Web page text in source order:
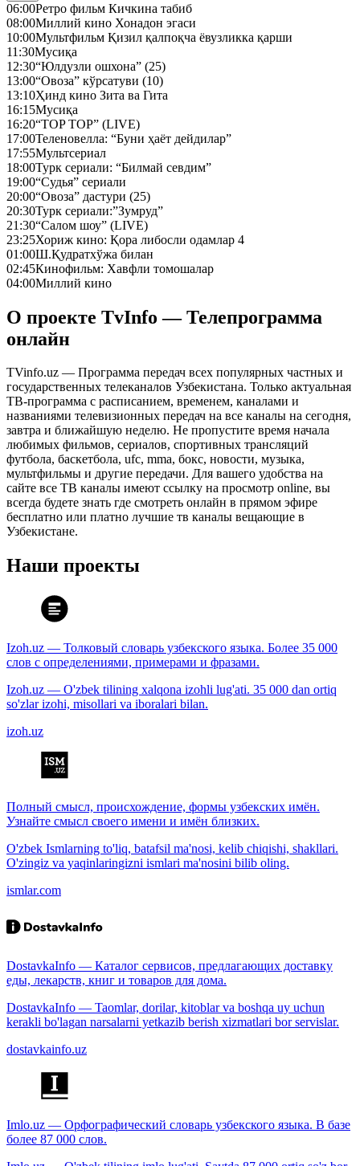
06:00Ретро фильм Кичкина табиб
08:00Миллий кино Хонадон эгаси
10:00Мультфильм Қизил қалпоқча ёвузликка қарши
11:30Мусиқа
12:30“Юлдузли ошхона” (25)
13:00“Овоза” кўрсатуви (10)
13:10Ҳинд кино Зита ва Гита
16:15Мусиқа
16:20“TOP TOP” (LIVE)
17:00Теленовелла: “Буни ҳаёт дейдилар”
17:55Мультсериал
18:00Турк сериали: “Билмай севдим”
19:00“Судья” сериали
20:00“Овоза” дастури (25)
20:30Турк сериали:”Зумруд”
21:30“Салом шоу” (LIVE)
23:25Хориж кино: Қора либосли одамлар 4
01:00Ш.Қудратхўжа билан
02:45Кинофильм: Хавфли томошалар
04:00Миллий кино
О проекте TvInfo — Телепрограмма
онлайн
TVinfo.uz — Программа передач всех популярных частных и
государственных телеканалов Узбекистана. Только актуальная
ТВ-программа с расписанием, временем, каналами и
названиями телевизионных передач на все каналы на сегодня,
завтра и ближайшую неделю. Не пропустите время начала
любимых фильмов, сериалов, спортивных трансляций
футбола, баскетбола, ufc, mma, бокс, новости, музыка,
мультфильмы и другие передачи. Для вашего удобства на
сайте все ТВ каналы имеют ссылку на просмотр online, вы
всегда будете знать где смотреть онлайн в прямом эфире
бесплатно или платно лучшие тв каналы вещающие в
Узбекистане.
Наши проекты
Izoh.uz — Толковый словарь узбекского языка. Более 35 000
слов с определениями, примерами и фразами.
Izoh.uz — O'zbek tilining xalqona izohli lug'ati. 35 000 dan ortiq
so'zlar izohi, misollari va iboralari bilan.
izoh.uz
Полный смысл, происхождение, формы узбекских имён.
Узнайте смысл своего имени и имён близких.
O'zbek Ismlarning to'liq, batafsil ma'nosi, kelib chiqishi, shakllari.
O'zingiz va yaqinlaringizni ismlari ma'nosini bilib oling.
ismlar.com
DostavkaInfo — Каталог сервисов, предлагающих доставку
еды, лекарств, книг и товаров для дома.
DostavkaInfo — Taomlar, dorilar, kitoblar va boshqa uy uchun
kerakli bo'lagan narsalarni yetkazib berish xizmatlari bor servislar.
dostavkainfo.uz
Imlo.uz — Орфографический словарь узбекского языка. В базе
более 87 000 слов.